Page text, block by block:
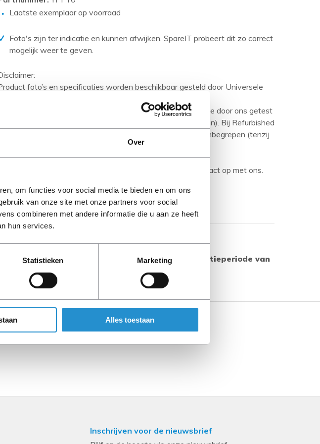
Over
om functies voor social media te bieden en om ons
van onze site met onze partners voor social
combineren met andere informatie die u aan ze heeft
hun services.
Statistieken Marketing
Alles toestaan
Laatste exemplaar op voorraad
Foto's zijn ter indicatie en kunnen afwijken. SpareIT probeert dit zo correct
mogelijk weer te geven.
foto’s en specificaties worden beschikbaar gesteld door Universele
Wanneer het artikel een 'Refurbished product' betreft is deze door ons getest
en heeft het een A-grade conditie (tenzij anders aangegeven). Bij Refurbished
artikelen zijn kabels, software media en handleidingen niet inbegrepen (tenzij
aangegeven).
Let goed op de productbeschrijving en neem bij vragen contact op met ons.
LET OP: Op refurbished producten geldt een garantieperiode van
90 dagen, tenzij anders aangegeven.
Inschrijven voor de nieuwsbrief